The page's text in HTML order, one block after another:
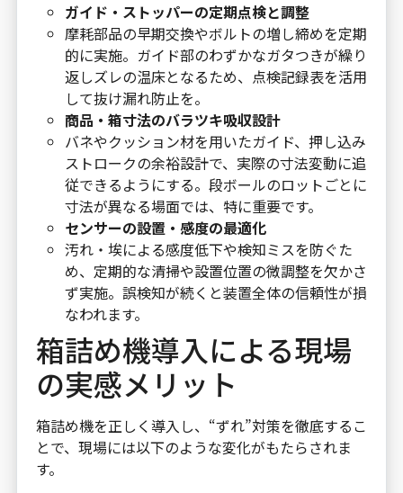
ガイド・ストッパーの定期点検と調整
摩耗部品の早期交換やボルトの増し締めを定期
的に実施。ガイド部のわずかなガタつきが繰り
返しズレの温床となるため、点検記録表を活用
して抜け漏れ防止を。
商品・箱寸法のバラツキ吸収設計
バネやクッション材を用いたガイド、押し込み
ストロークの余裕設計で、実際の寸法変動に追
従できるようにする。段ボールのロットごとに
寸法が異なる場面では、特に重要です。
センサーの設置・感度の最適化
汚れ・埃による感度低下や検知ミスを防ぐた
め、定期的な清掃や設置位置の微調整を欠かさ
ず実施。誤検知が続くと装置全体の信頼性が損
なわれます。
箱詰め機導入による現場
の実感メリット
箱詰め機を正しく導入し、“ずれ”対策を徹底するこ
とで、現場には以下のような変化がもたらされま
す。